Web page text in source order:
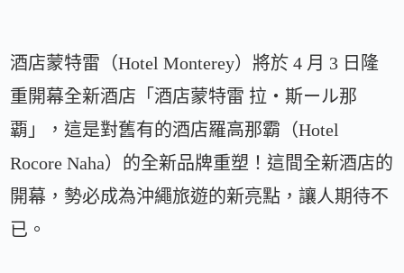
酒店蒙特雷（Hotel Monterey）將於 4 月 3 日隆
重開幕全新酒店「酒店蒙特雷 拉・斯ール那
覇」，這是對舊有的酒店羅高那霸（Hotel
Rocore Naha）的全新品牌重塑！這間全新酒店的
開幕，勢必成為沖繩旅遊的新亮點，讓人期待不
已。